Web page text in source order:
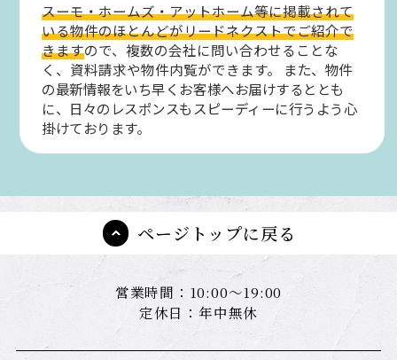
スーモ・ホームズ・アットホーム等に掲載されて
いる物件のほとんどがリードネクストでご紹介で
きますので、複数の会社に問い合わせることな
く、資料請求や物件内覧ができます。
また、物件
の最新情報をいち早くお客様へお届けするととも
に、日々のレスポンスもスピーディーに行うよう心
掛けております。
ページトップに戻る
営業時間：10:00～19:00
定休日：年中無休